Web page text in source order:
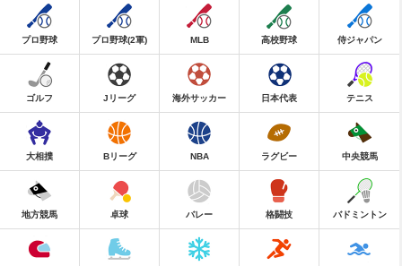
プロ野球 プロ野球(2軍) MLB 高校野球 侍ジャパン
ゴルフ Jリーグ 海外サッカー 日本代表 テニス
大相撲 Bリーグ NBA ラグビー 中央競馬
地方競馬 卓球 バレー 格闘技 バドミントン